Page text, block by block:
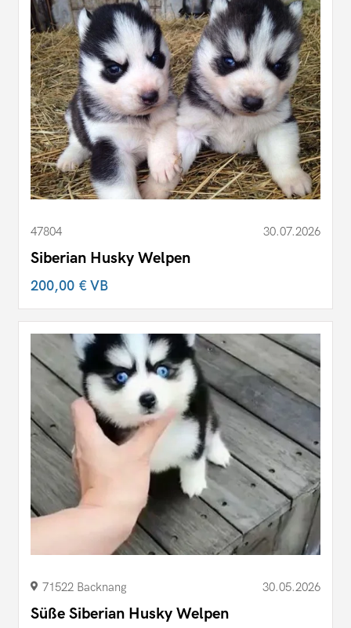
47804 30.07.2026
Siberian Husky Welpen
200,00 €VB
71522 Backnang 30.05.2026
Süße Siberian Husky Welpen